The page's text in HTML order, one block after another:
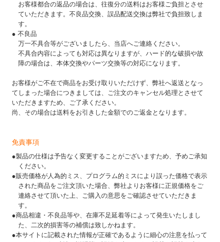
お客様都合の返品の場合は、往復分の送料はお客様ご負担とさせ
ていただきます。不良品交換、誤品配送交換は弊社で負担致しま
す。
● 不良品
万一不具合等がございましたら、当店へご連絡ください。
不具合内容によっても対応は異なりますが、ハード的な破損や故
障の場合は、本体交換やパーツ交換等の対応になります。
お客様がご不在で商品をお受け取りいただけず、弊社へ返送となっ
てしまった場合につきましては、ご注文のキャンセル処理とさせて
いただきますため、ご了承ください。
尚、その場合は送料をお引きした金額でのご返金となります。
免責事項
●製品の仕様は予告なく変更することがございますため、予めご承知
ください。
●販売価格が人為的ミス、プログラム的ミスにより誤った価格で表示
された商品をご注文頂いた場合、弊社よりお客様に正規価格をご
連絡させて頂いた上、ご購入の意思をご確認させていただきま
す。
●商品相違・不良品等や、在庫不足延着等によって発生いたしまし
た、二次的損害等の補償は致しかねます。
●本サイトに記載された情報が正確であるように細心の注意を払って